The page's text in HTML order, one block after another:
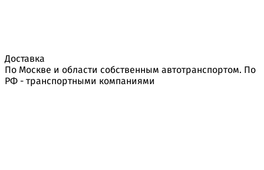
Доставка
По Москве и области собственным автотранспортом. По
РФ - транспортными компаниями